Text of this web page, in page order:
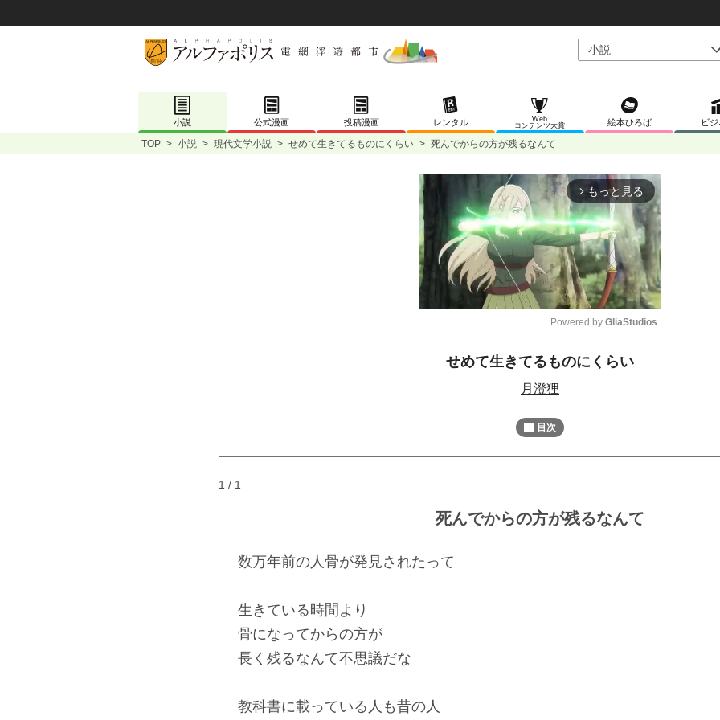
小説 公式漫画 投稿漫画 レンタル
Web
コンテンツ大賞
絵本ひろば ビジ
TOP > 小説 > 現代文学小説 > せめて生きてるものにくらい > 死んでからの方が残るなんて
arrow_forward_ios もっと見る
M
Powered by GliaStudios
せめて生きてるものにくらい
月澄狸
目次
1 / 1
死んでからの方が残るなんて
数万年前の人骨が発見されたって
生きている時間より
骨になってからの方が
長く残るなんて不思議だな
教科書に載っている人も昔の人